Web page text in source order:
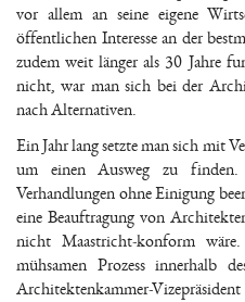
vor allem an seine eigene
öffentlichen Interesse an der
zudem weit länger als 30 Jahre
nicht, war man sich bei der
nach Alternativen.
Ein Jahr lang setzte man sich mit
um einen Ausweg zu
Verhandlungen ohne Einigung
eine Beauftragung von
nicht Maastricht-konform
mühsamen Prozess innerhalb
Architektenkammer-